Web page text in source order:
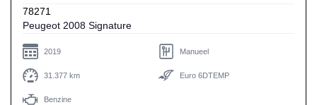
78271
Peugeot 2008 Signature
2019 Manueel
31.377 km Euro 6DTEMP
Benzine